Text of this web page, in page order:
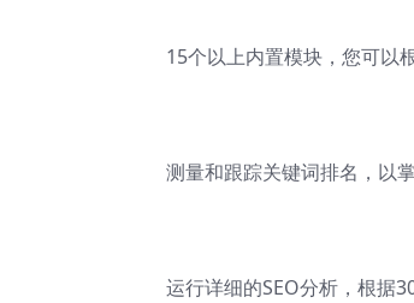
15个以上内置模块，您可以
测量和跟踪关键词排名，以
运行详细的SEO分析，根据